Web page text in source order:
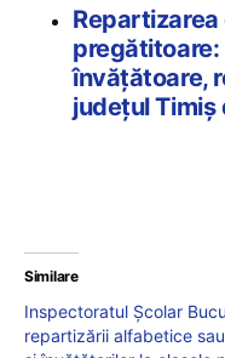
pregătitoare:
învățătoare,
județul Timiș
Similare
Inspectoratul Școlar
repartizării alfabetice